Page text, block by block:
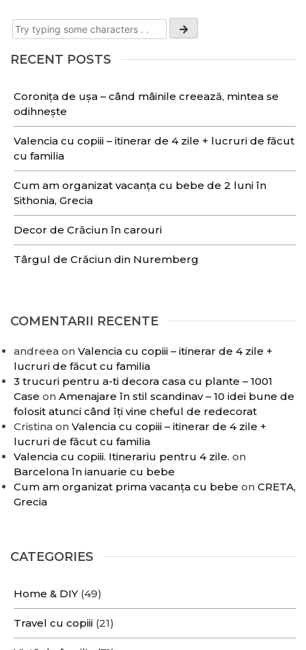
RECENT POSTS
Coronița de ușa – când mâinile creează, mintea se
odihnește
Valencia cu copiii – itinerar de 4 zile + lucruri de făcut
cu familia
Cum am organizat vacanța cu bebe de 2 luni în
Sithonia, Grecia
Decor de Crăciun în carouri
Târgul de Crăciun din Nuremberg
COMENTARII RECENTE
andreea on Valencia cu copiii – itinerar de 4 zile +
lucruri de făcut cu familia
3 trucuri pentru a-ti decora casa cu plante – 1001
Case on Amenajare în stil scandinav – 10 idei bune de
folosit atunci când îți vine cheful de redecorat
Cristina on Valencia cu copiii – itinerar de 4 zile +
lucruri de făcut cu familia
Valencia cu copiii. Itinerariu pentru 4 zile. on
Barcelona în ianuarie cu bebe
Cum am organizat prima vacanța cu bebe on CRETA,
Grecia
CATEGORIES
Home & DIY (49)
Travel cu copiii (21)